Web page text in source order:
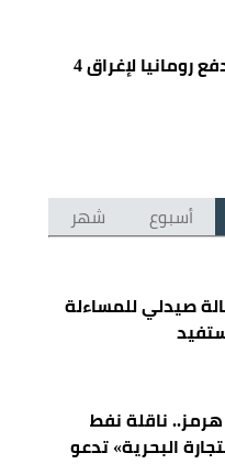
شح مياه «الدانوب» يدفع رومانيا لإغراق 4
أسبوع شهر
صيدلي للمساءلة
هرمز.. ناقلة نفط
البحرية» تدعو